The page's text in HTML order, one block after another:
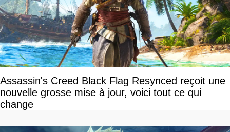
Assassin's Creed Black Flag Resynced reçoit une
nouvelle grosse mise à jour, voici tout ce qui
change